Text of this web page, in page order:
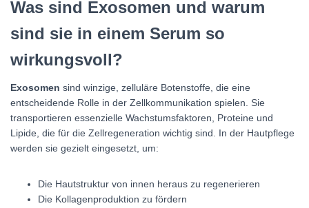
Was sind Exosomen und warum
sind sie in einem Serum so
wirkungsvoll?
Exosomen sind winzige, zelluläre Botenstoffe, die eine
entscheidende Rolle in der Zellkommunikation spielen. Sie
transportieren essenzielle Wachstumsfaktoren, Proteine und
Lipide, die für die Zellregeneration wichtig sind. In der Hautpflege
werden sie gezielt eingesetzt, um:
Die Hautstruktur von innen heraus zu regenerieren
Die Kollagenproduktion zu fördern